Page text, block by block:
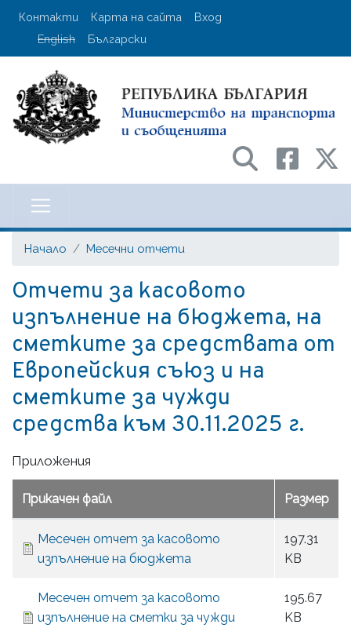
Премини
User account menu
Контакти Карта на сайта
Вход
English
Български
на транспорта
Начало Месечни отчети
Отчети за касовото
изпълнение на бюджета, на
сметките за средствата от
Европейския съюз и на
сметките за чужди
средства към 30.11.2025 г.
Приложения
Прикачен файл Размер
Mесечен отчет за касовото
изпълнение на бюджета
197.31
KB
Mесечен отчет за касовото
изпълнение на сметки за чужди
195.67
KB